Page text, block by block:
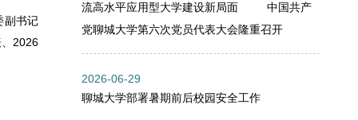
副书记
2026
流高水平应用型大学建设新局面 中国共产
党聊城大学第六次党员代表大会隆重召开
2026-06-29
聊城大学部署暑期前后校园安全工作